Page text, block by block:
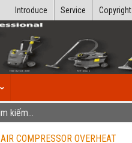
Copyright
Service
Introduce
AIR COMPRESSOR OVERHEAT